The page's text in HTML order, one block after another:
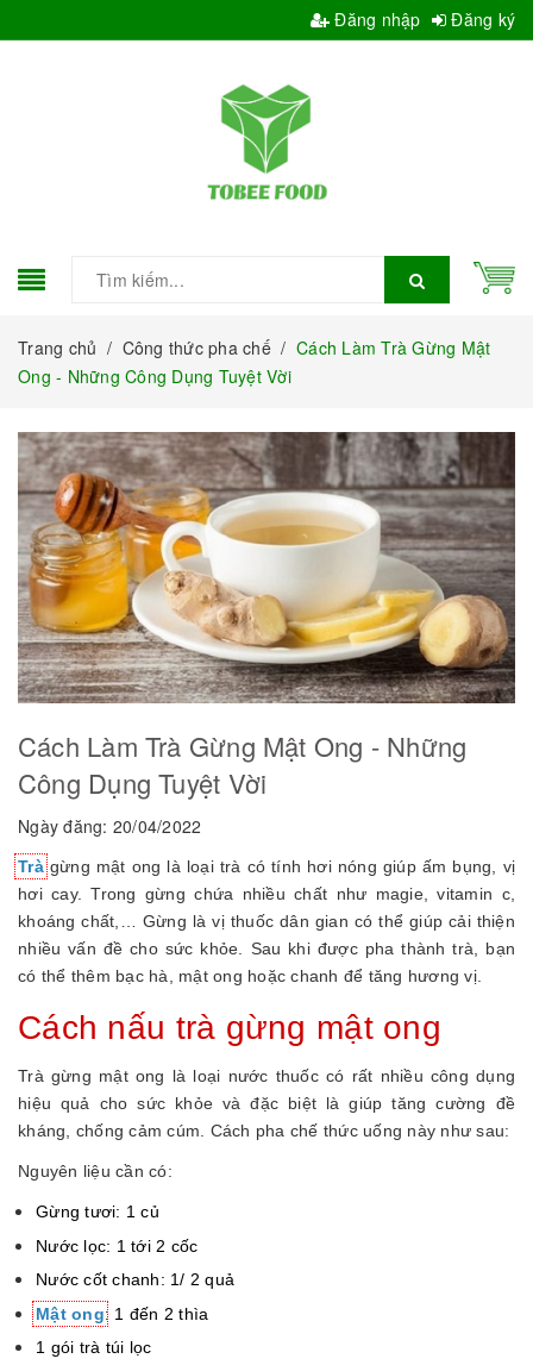
Đăng nhập Đăng ký
Trang chủ / Công thức pha chế / Cách Làm Trà Gừng Mật
Ong - Những Công Dụng Tuyệt Vời
Cách Làm Trà Gừng Mật Ong - Những
Công Dụng Tuyệt Vời
Ngày đăng: 20/04/2022
Tràgừng mật ong là loại trà có tính hơi nóng giúp ấm bụng, vị
hơi cay. Trong gừng chứa nhiều chất như magie, vitamin c,
khoáng chất,… Gừng là vị thuốc dân gian có thể giúp cải thiện
nhiều vấn đề cho sức khỏe. Sau khi được pha thành trà, bạn
có thể thêm bạc hà, mật ong hoặc chanh để tăng hương vị.
Cách nấu trà gừng mật ong
Trà gừng mật ong là loại nước thuốc có rất nhiều công dụng
hiệu quả cho sức khỏe và đặc biệt là giúp tăng cường đề
kháng, chống cảm cúm. Cách pha chế thức uống này như sau:
Nguyên liệu cần có:
Gừng tươi: 1 củ
Nước lọc: 1 tới 2 cốc
Nước cốt chanh: 1/ 2 quả
Mật ong: 1 đến 2 thìa
1 gói trà túi lọc